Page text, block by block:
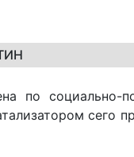
по социально-
сего